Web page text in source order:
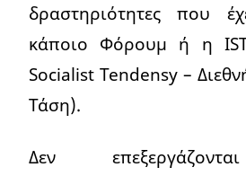
δραστηριότητες που
κάποιο Φόρουμ ή η
Socialist Tendensy –
Τάση).
Δεν